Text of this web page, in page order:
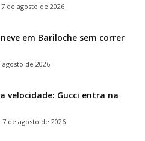
7 de agosto de 2026
em Bariloche sem correr
agosto de 2026
velocidade: Gucci entra na
7 de agosto de 2026